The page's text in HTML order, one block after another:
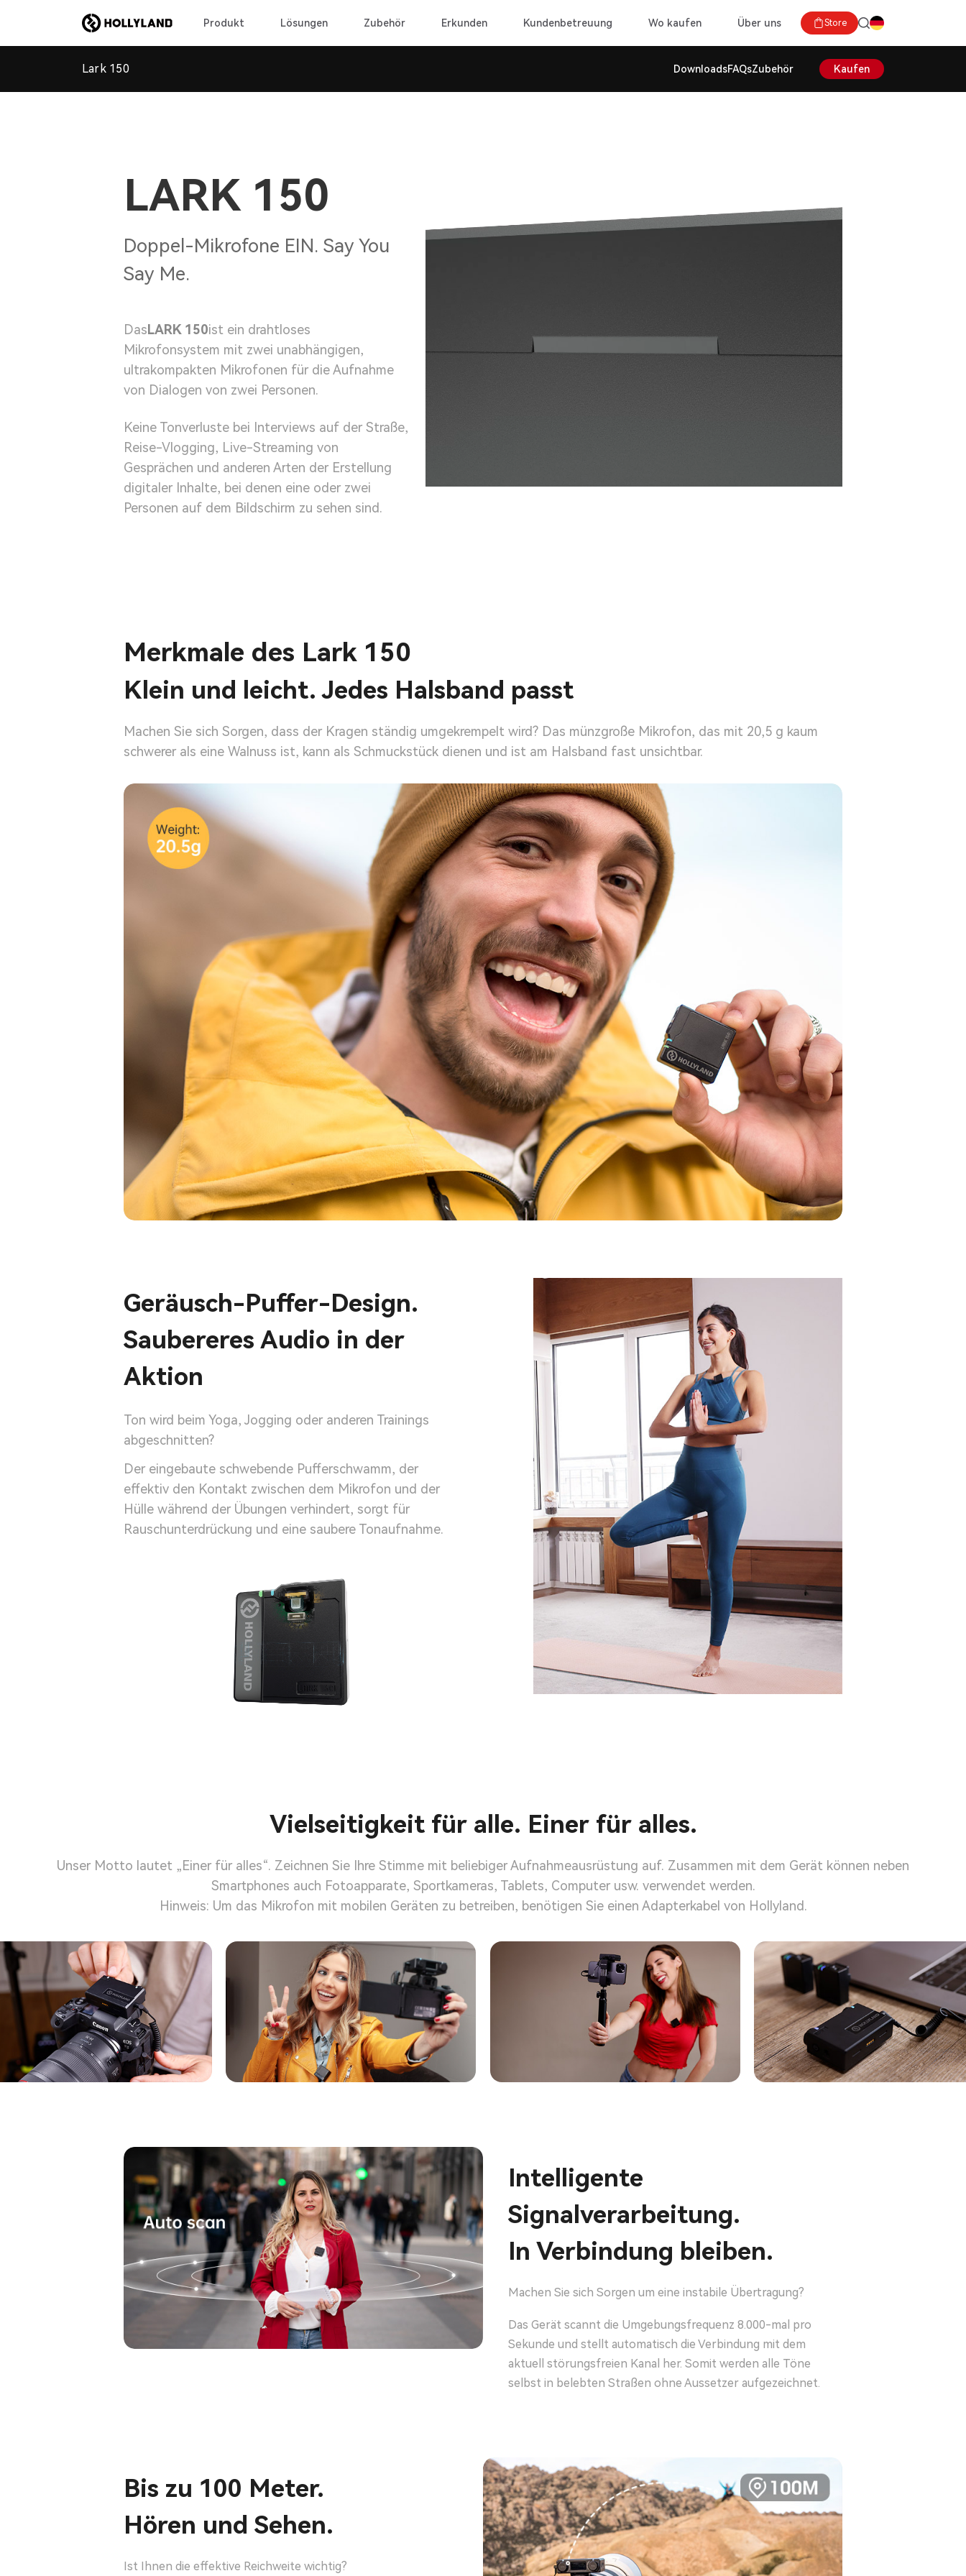
Produkt Lösungen Zubehör Erkunden Kundenbetreuung Wo kaufen Über uns Store
Lark 150 Kaufen
DownloadsFAQsZubehör
LARK 150
Doppel-Mikrofone EIN. Say You
Say Me.
DasLARK 150ist ein drahtloses
Mikrofonsystem mit zwei unabhängigen,
ultrakompakten Mikrofonen für die Aufnahme
von Dialogen von zwei Personen.
Keine Tonverluste bei Interviews auf der Straße,
Reise-Vlogging, Live-Streaming von
Gesprächen und anderen Arten der Erstellung
digitaler Inhalte, bei denen eine oder zwei
Personen auf dem Bildschirm zu sehen sind.
Merkmale des Lark 150
Klein und leicht. Jedes Halsband passt
Machen Sie sich Sorgen, dass der Kragen ständig umgekrempelt wird? Das münzgroße Mikrofon, das mit 20,5 g kaum
schwerer als eine Walnuss ist, kann als Schmuckstück dienen und ist am Halsband fast unsichtbar.
Geräusch-Puffer-Design.
Saubereres Audio in der
Aktion
Ton wird beim Yoga, Jogging oder anderen Trainings
abgeschnitten?
Der eingebaute schwebende Pufferschwamm, der
effektiv den Kontakt zwischen dem Mikrofon und der
Hülle während der Übungen verhindert, sorgt für
Rauschunterdrückung und eine saubere Tonaufnahme.
Vielseitigkeit für alle. Einer für alles.
Unser Motto lautet „Einer für alles“. Zeichnen Sie Ihre Stimme mit beliebiger Aufnahmeausrüstung auf. Zusammen mit dem Gerät können neben
Smartphones auch Fotoapparate, Sportkameras, Tablets, Computer usw. verwendet werden.
Hinweis: Um das Mikrofon mit mobilen Geräten zu betreiben, benötigen Sie einen Adapterkabel von Hollyland.
Intelligente
Signalverarbeitung.
In Verbindung bleiben.
Machen Sie sich Sorgen um eine instabile Übertragung?
Das Gerät scannt die Umgebungsfrequenz 8.000-mal pro
Sekunde und stellt automatisch die Verbindung mit dem
aktuell störungsfreien Kanal her. Somit werden alle Töne
selbst in belebten Straßen ohne Aussetzer aufgezeichnet.
Bis zu 100 Meter.
Hören und Sehen.
Ist Ihnen die effektive Reichweite wichtig?